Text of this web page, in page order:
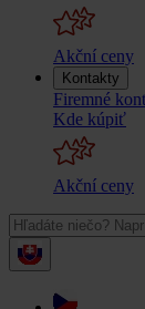
Akční ceny
Kontakty
Firemné
Kde kúpiť
Akční ceny